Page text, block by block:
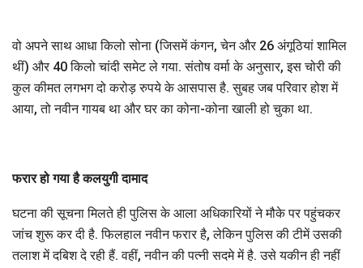
वो अपने साथ आधा किलो सोना (जिसमें कंगन, चेन और 26 अंगूठियां शामिल
थीं) और 40 किलो चांदी समेट ले गया. संतोष वर्मा के अनुसार, इस चोरी की
कुल कीमत लगभग दो करोड़ रुपये के आसपास है. सुबह जब परिवार होश में
आया, तो नवीन गायब था और घर का कोना-कोना खाली हो चुका था.
फरार हो गया है कलयुगी दामाद
घटना की सूचना मिलते ही पुलिस के आला अधिकारियों ने मौके पर पहुंचकर
जांच शुरू कर दी है. फिलहाल नवीन फरार है, लेकिन पुलिस की टीमें उसकी
तलाश में दबिश दे रही हैं. वहीं, नवीन की पत्नी सदमे में है. उसे यकीन ही नहीं